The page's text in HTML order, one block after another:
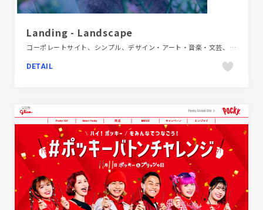
Landing - Landscape
コーポレートサイト、シンプル、デザイン・アート・音楽・文芸、ホワイト系、ポートフォリオ、大きめ写真、海外サイト
DETAIL